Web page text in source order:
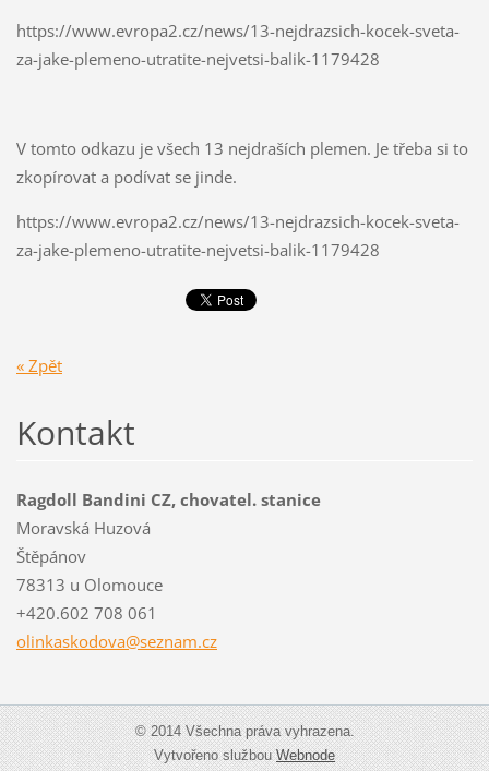
https://www.evropa2.cz/news/13-nejdrazsich-kocek-sveta-
za-jake-plemeno-utratite-nejvetsi-balik-1179428
V tomto odkazu je všech 13 nejdraších plemen. Je třeba si to
zkopírovat a podívat se jinde.
https://www.evropa2.cz/news/13-nejdrazsich-kocek-sveta-
za-jake-plemeno-utratite-nejvetsi-balik-1179428
« Zpět
Kontakt
Ragdoll Bandini CZ, chovatel. stanice
Moravská Huzová
Štěpánov
78313 u Olomouce
+420.602 708 061
olinkaskodova@seznam.cz
© 2014 Všechna práva vyhrazena.
Vytvořeno službouWebnode